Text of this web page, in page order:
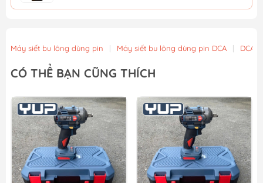
Mũi Vít Chống Trượt Amaxtools HEX-75CT
49.900₫
Mũi Vít Chống Trượt Amaxtools HEX-65CT
44.900₫
Máy siết bu lông dùng pin | Máy siết bu lông dùng pin DCA | DCA
CÓ THỂ BẠN CŨNG THÍCH